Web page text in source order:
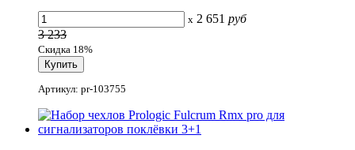
x 2 651 руб
3 233
Скидка 18%
Артикул: pr-103755